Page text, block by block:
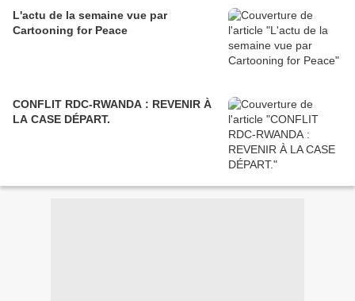
L'actu de la semaine vue par
Cartooning for Peace
CONFLIT RDC-RWANDA : REVENIR À
LA CASE DÉPART.